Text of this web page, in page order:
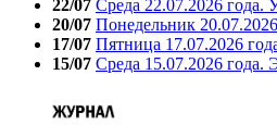
22/07 Среда 22.07.2026 года.
20/07 Понедельник
17/07 Пятница 17.07.2026
15/07 Среда 15.07.2026 года.